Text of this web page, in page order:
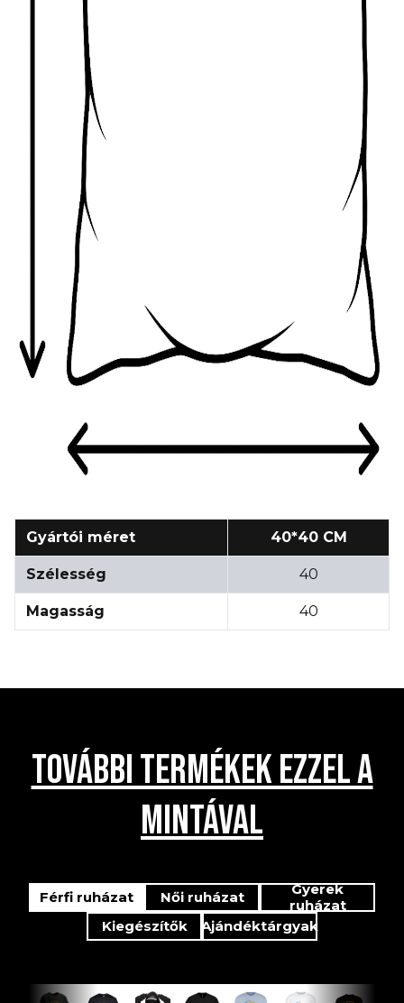
Gyártói méret 40*40 CM
Szélesség 40
Magasság 40
TOVÁBBI TERMÉKEK EZZEL A
MINTÁVAL
Férfi ruházat Női ruházat
Gyerek
ruházat
Kiegészítők
Ajándéktárgyak